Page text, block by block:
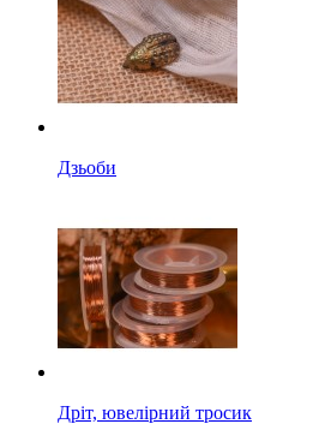
Дзьоби
Дріт, ювелірний тросик